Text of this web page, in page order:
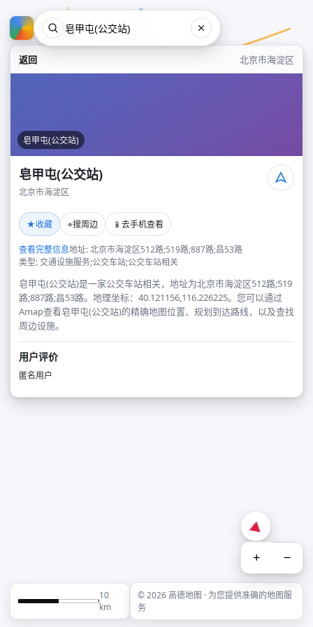
返回 北京市海淀区
皂甲屯(公交站)
皂甲屯(公交站)
北京市海淀区
★收藏 ⌖搜周边 📱 去手机查看
查看完整信息地址: 北京市海淀区512路;519路;887路;昌53路
类型: 交通设施服务;公交车站;公交车站相关
皂甲屯(公交站)是一家公交车站相关，地址为北京市海淀区512路;519
路;887路;昌53路。地理坐标：40.121156,116.226225。您可以通过
Amap查看皂甲屯(公交站)的精确地图位置、规划到达路线，以及查找
周边设施。
用户评价
匿名用户
+ −
10
km
© 2026 高德地图 · 为您提供准确的地图服
务